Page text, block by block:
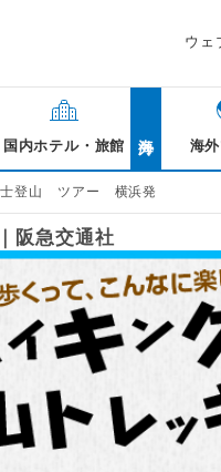
ウェ
国内ホテル・旅館 海
登山 ツアー 横浜発
阪急交通社